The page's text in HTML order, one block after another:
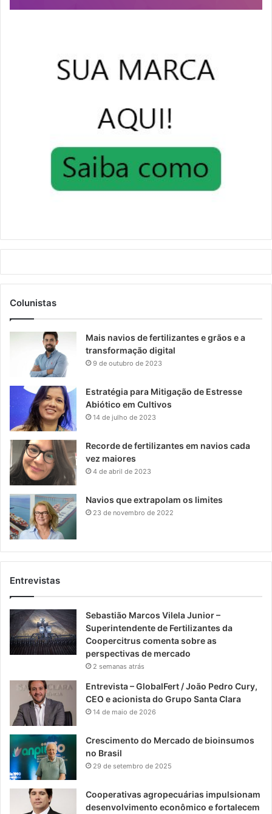
Colunistas
Mais navios de fertilizantes e grãos e a
transformação digital
9 de outubro de 2023
Estratégia para Mitigação de Estresse
Abiótico em Cultivos
14 de julho de 2023
Recorde de fertilizantes em navios cada
vez maiores
4 de abril de 2023
Navios que extrapolam os limites
23 de novembro de 2022
Entrevistas
Sebastião Marcos Vilela Junior –
Superintendente de Fertilizantes da
Coopercitrus comenta sobre as
perspectivas de mercado
2 semanas atrás
Entrevista – GlobalFert / João Pedro Cury,
CEO e acionista do Grupo Santa Clara
14 de maio de 2026
Crescimento do Mercado de bioinsumos
no Brasil
29 de setembro de 2025
Cooperativas agropecuárias impulsionam
desenvolvimento econômico e fortalecem